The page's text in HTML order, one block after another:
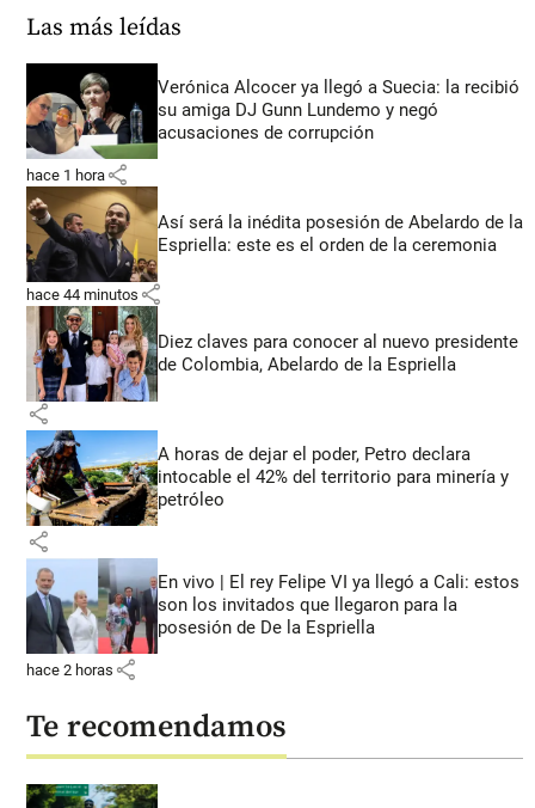
Las más leídas
Verónica Alcocer ya llegó a Suecia: la recibió
su amiga DJ Gunn Lundemo y negó
acusaciones de corrupción
hace 1 hora share
Así será la inédita posesión de Abelardo de la
Espriella: este es el orden de la ceremonia
hace 44 minutos share
Diez claves para conocer al nuevo presidente
de Colombia, Abelardo de la Espriella
share
A horas de dejar el poder, Petro declara
intocable el 42% del territorio para minería y
petróleo
share
En vivo | El rey Felipe VI ya llegó a Cali: estos
son los invitados que llegaron para la
posesión de De la Espriella
hace 2 horas share
Te recomendamos